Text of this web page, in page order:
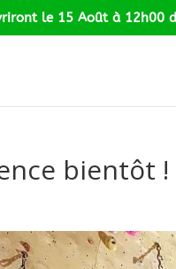
le 15 Août à 12h00
bientôt !